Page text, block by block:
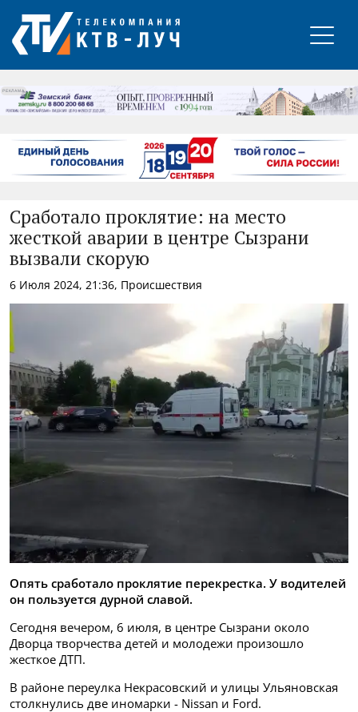
РЕКЛАМА
Сработало проклятие: на место
жесткой аварии в центре Сызрани
вызвали скорую
6 Июля 2024, 21:36, Происшествия
Опять сработало проклятие перекрестка. У водителей
он пользуется дурной славой.
Сегодня вечером, 6 июля, в центре Сызрани около
Дворца творчества детей и молодежи произошло
жесткое ДТП.
В районе переулка Некрасовский и улицы Ульяновская
столкнулись две иномарки - Nissan и Ford.